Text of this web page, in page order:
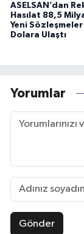
ASELSAN’dan
Hasılat 88,5
Yeni
Dolara Ulaştı
Yorumlar
Gönder